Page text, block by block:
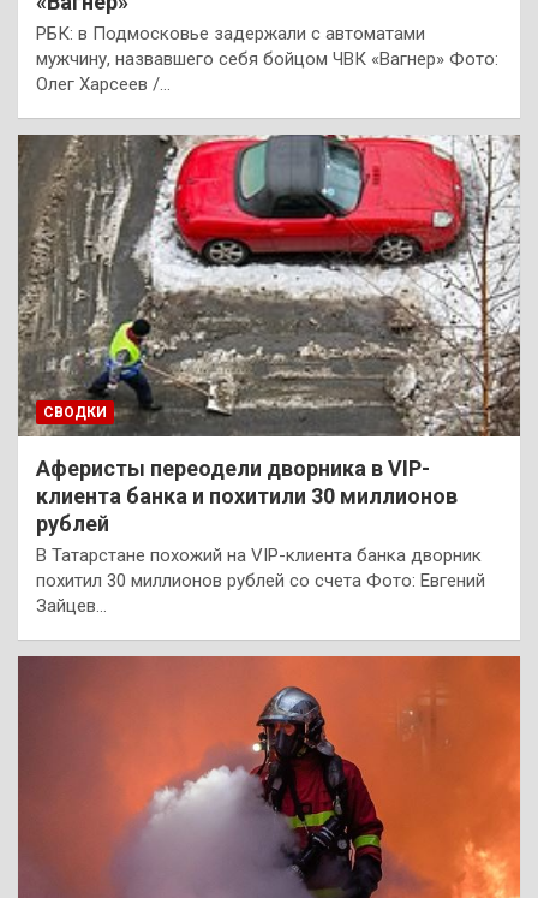
РБК: в Подмосковье задержали с автоматами
мужчину, назвавшего себя бойцом ЧВК «Вагнер» Фото:
Олег Харсеев /…
СВОДКИ
Аферисты переодели дворника в VIP-
клиента банка и похитили 30 миллионов
рублей
В Татарстане похожий на VIP-клиента банка дворник
похитил 30 миллионов рублей со счета Фото: Евгений
Зайцев…